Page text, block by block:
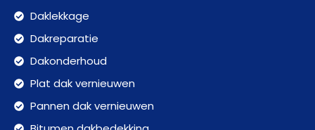
Daklekkage
Dakreparatie
Dakonderhoud
Plat dak vernieuwen
Pannen dak vernieuwen